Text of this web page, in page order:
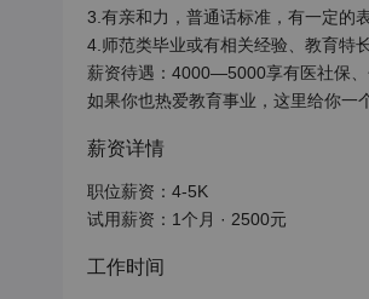
3.有亲和力，普通话标准，有一定的
4.师范类毕业或有相关经验、教育特
薪资待遇：4000—5000享有医社保、
如果你也热爱教育事业，这里给你一
薪资详情
职位薪资：4-5K
试用薪资：1个月 · 2500元
工作时间